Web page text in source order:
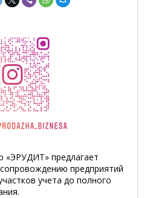
«ЭРУДИТ» предлагает
предприятий
учета до полного